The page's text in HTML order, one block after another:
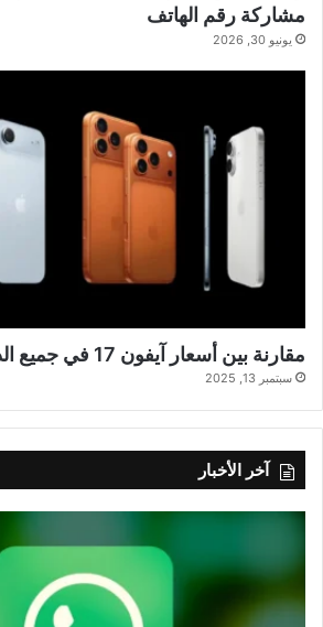
مشاركة رقم الهاتف
يونيو 30, 2026
مقارنة بين أسعار آيفون 17 في جميع الدول العربية
سبتمبر 13, 2025
آخر الأخبار